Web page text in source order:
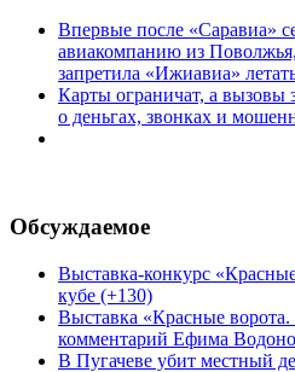
Впервые после «Саравиа»
авиакомпанию из
запретила «Ижиавиа»
Карты ограничат, а вызовы
о деньгах, звонках и
Обсуждаемое
Выставка-конкурс
кубе (+130)
Выставка «Красные
комментарий Ефима
В Пугачеве убит местный